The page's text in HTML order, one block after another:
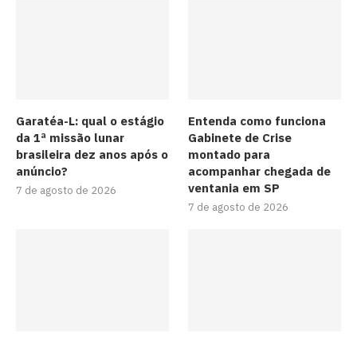
Garatéa-L: qual o estágio
da 1ª missão lunar
brasileira dez anos após o
anúncio?
7 de agosto de 2026
Entenda como funciona
Gabinete de Crise
montado para
acompanhar chegada de
ventania em SP
7 de agosto de 2026